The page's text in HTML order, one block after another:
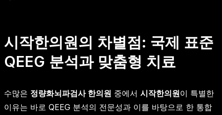
시작한의원의 차별점: 국제 표준
QEEG 분석과 맞춤형 치료
수많은 정량화뇌파검사 한의원 중에서 시작한의원이 특별한
이유는 바로 QEEG 분석의 전문성과 이를 바탕으로 한 통합